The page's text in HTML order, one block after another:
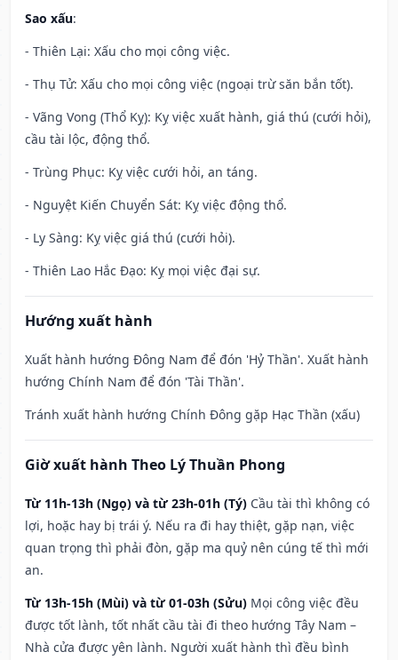
Sao xấu:
- Thiên Lại: Xấu cho mọi công việc.
- Thụ Tử: Xấu cho mọi công việc (ngoại trừ săn bắn tốt).
- Vãng Vong (Thổ Kỵ): Kỵ việc xuất hành, giá thú (cưới hỏi),
cầu tài lộc, động thổ.
- Trùng Phục: Kỵ việc cưới hỏi, an táng.
- Nguyệt Kiến Chuyển Sát: Kỵ việc động thổ.
- Ly Sàng: Kỵ việc giá thú (cưới hỏi).
- Thiên Lao Hắc Đạo: Kỵ mọi việc đại sự.
Hướng xuất hành
Xuất hành hướng Đông Nam để đón 'Hỷ Thần'. Xuất hành
hướng Chính Nam để đón 'Tài Thần'.
Tránh xuất hành hướng Chính Đông gặp Hạc Thần (xấu)
Giờ xuất hành Theo Lý Thuần Phong
Từ 11h-13h (Ngọ) và từ 23h-01h (Tý) Cầu tài thì không có
lợi, hoặc hay bị trái ý. Nếu ra đi hay thiệt, gặp nạn, việc
quan trọng thì phải đòn, gặp ma quỷ nên cúng tế thì mới
an.
Từ 13h-15h (Mùi) và từ 01-03h (Sửu) Mọi công việc đều
được tốt lành, tốt nhất cầu tài đi theo hướng Tây Nam –
Nhà cửa được yên lành. Người xuất hành thì đều bình